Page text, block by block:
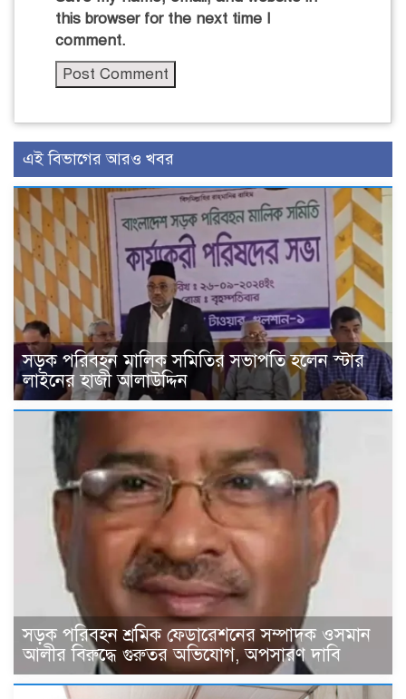
this browser for the next time I
comment.
এই বিভাগের আরও খবর
সড়ক পরিবহন মালিক সমিতির সভাপতি হলেন স্টার
লাইনের হাজী আলাউদ্দিন
সড়ক পরিবহন শ্রমিক ফেডারেশনের সম্পাদক ওসমান
আলীর বিরুদ্ধে গুরুতর অভিযোগ, অপসারণ দাবি